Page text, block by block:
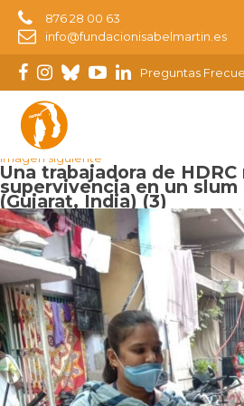
876 28 00 63
info@fundacionisabelmartin.es
Preguntas
Imagen anterior
Imagen siguiente
Una trabajadora de
supervivencia en un slum
(Gujarat, India) (3)